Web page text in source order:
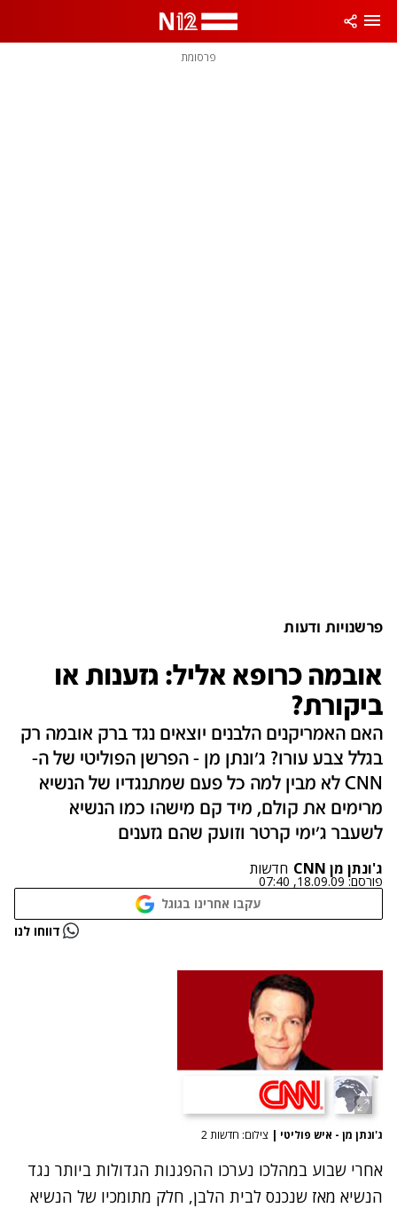
פרסומת
פרשנויות ודעות
אובמה כרופא אליל: גזענות או
ביקורת?
האם האמריקנים הלבנים יוצאים נגד ברק אובמה רק
בגלל צבע עורו? ג'ונתן מן - הפרשן הפוליטי של ה-
CNN לא מבין למה כל פעם שמתנגדיו של הנשיא
מרימים את קולם, מיד קם מישהו כמו הנשיא
לשעבר ג'ימי קרטר וזועק שהם גזענים
ג'ונתן מן CNN חדשות
פורסם: 18.09.09, 07:40
עקבו אחרינו בגוגל
דווחו לנו
ג'ונתן מן - איש פוליטי | צילום: חדשות 2
אחרי שבוע במהלכו נערכו ההפגנות הגדולות ביותר נגד
הנשיא מאז שנכנס לבית הלבן, חלק מתומכיו של הנשיא